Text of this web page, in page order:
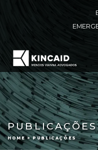
PUBLICAÇÕES
HOME > PUBLICAÇÕES